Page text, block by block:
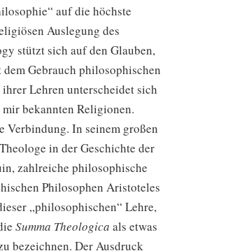
auf die höchste
Auslegung des
stützt sich auf den Glauben,
Gebrauch philosophischen
Lehren unterscheidet sich
bekannten Religionen.
Verbindung. In seinem großen
in der Geschichte der
zahlreiche philosophische
Philosophen Aristoteles
„philosophischen“ Lehre,
Summa Theologica als etwas
bezeichnen. Der Ausdruck